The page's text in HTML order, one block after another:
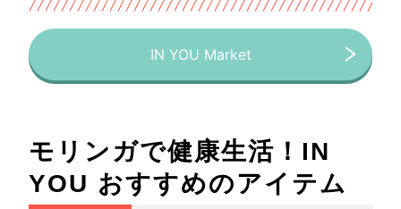
IN YOU Market
モリンガで健康生活！IN
YOU おすすめのアイテム